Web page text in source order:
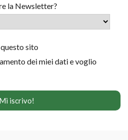
la Newsletter?
sito
dei miei dati e voglio